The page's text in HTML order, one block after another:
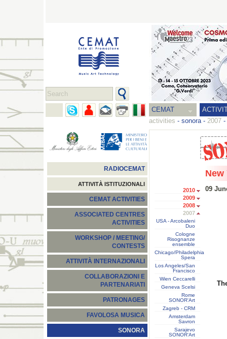
CEMAT
activities - sonora- 2007 -
RADIOCEMAT
ATTIVITÀ ISTITUZIONALI
CEMAT ACTIVITIES
ASSOCIATED CENTRES
ACTIVITIES
WORKSHOP / MEETING/
CONTESTS
ATTIVITÀ INTERNAZIONALI
COLLABORAZIONI E
PARTENARIATI
PATRONAGES
FAVOLOSA MUSICA
SONORA
2010
2009
2008
2007
USA - Arcobaleni
Duo
Cologne
Risognanze
ensemble
Chicago/Philadelphia
Spera
Los Angeles/San
Francisco
Wien Ceccarelli
Geneva Scelsi
Rome
SONOR'Art
Zagreb - CRM
Amsterdam
Savron
Sarajevo
SONOR'Art
09